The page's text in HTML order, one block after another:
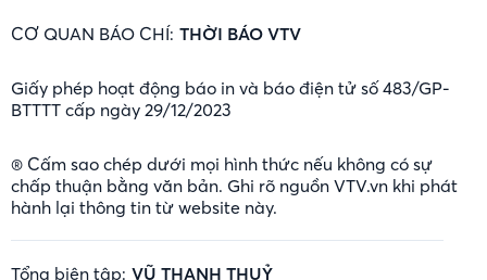
CƠ QUAN BÁO CHÍ: THỜI BÁO VTV
Giấy phép hoạt động báo in và báo điện tử số 483/GP-
BTTTT cấp ngày 29/12/2023
® Cấm sao chép dưới mọi hình thức nếu không có sự
chấp thuận bằng văn bản. Ghi rõ nguồn VTV.vn khi phát
hành lại thông tin từ website này.
Tổng biên tập: VŨ THANH THUỶ